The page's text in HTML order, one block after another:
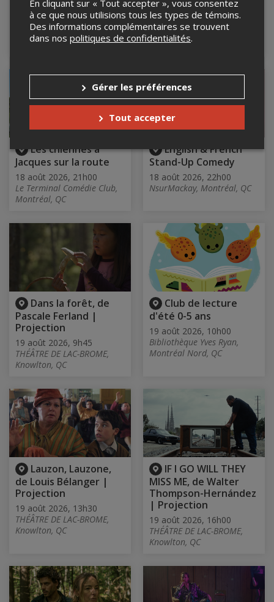
Montréal
18 août 2026, 20h00
LE QUAI DES BRUMES,
Montréal, QC
Cabaret Mado, Montréal,
QC
Les chiennes à
Jacques sur la route
18 août 2026, 21h00
Le Terminal Comédie Club,
Montréal, QC
English & French
Stand-Up Comedy
18 août 2026, 22h00
NsurMackay, Montréal, QC
Dans la forêt, de
Pascale Ferland |
Projection
19 août 2026, 9h45
THÉÂTRE DE LAC-BROME,
Knowlton, QC
Club de lecture
d'été 0-5 ans
19 août 2026, 10h00
Bibliothèque Yves Ryan,
Montréal Nord, QC
Lauzon, Lauzone,
de Louis Bélanger |
Projection
19 août 2026, 13h30
THÉÂTRE DE LAC-BROME,
Knowlton, QC
IF I GO WILL THEY
MISS ME, de Walter
Thompson-Hernández
| Projection
19 août 2026, 16h00
THÉÂTRE DE LAC-BROME,
Knowlton, QC
En cliquant sur « Tout accepter », vous consentez
à ce que nous utilisions tous les types de témoins.
Des informations complémentaires se trouvent
dans nos politiques de confidentialités.
Gérer les préférences
Tout accepter